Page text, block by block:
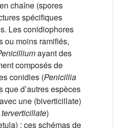
chaîne (spores
spécifiques
Les conidiophores
ou moins ramifiés,
ayant des
composés de
conidies (Penicillia
que d’autres espèces
une (biverticillate)
)
; ces schémas de